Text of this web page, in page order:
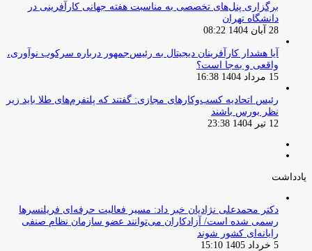
برگزاری پنل‌های تخصصی به مناسبت هفته جهانی کارآفرینی در
دانشگاه تهران
28 آبان 1404 08:22
آیا هشدار کارآفرینان دیجیتال به رئیس‌جمهور درباره سرکوب نوآوری،
واقعی و به‌جا است؟
15 مرداد 1404 16:38
‏رئیس اتحادیه کسب‌وکارهای مجازی: گفتند که پلتفرم‌های طلا باید زیر
نظر بورس باشند
12 تیر 1404 23:38
یادداشت
دکتر محمدعلی نژادیان خبر داد: مسیر فعالیت حرفه‌ای فریلنسرها
رسمی شده است/ آزادکاران می‌توانند عضو سازمان نظام صنفی
رایانه‌ای کشور شوند
5 خرداد 1405 15:10